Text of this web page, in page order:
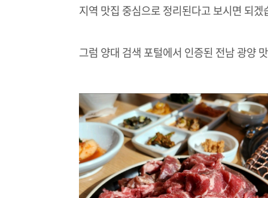
지역 맛집 중심으로 정리된다고 보시면 되겠
그럼 양대 검색 포털에서 인증된 전남 광양